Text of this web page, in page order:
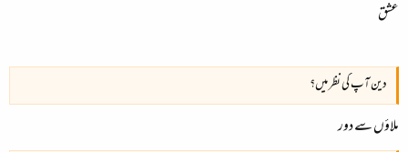
عشق
دین آپ کی نظر میں؟
ملاؤں سے دور